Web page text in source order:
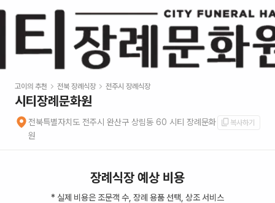
고이의 추천 전북 장례식장 전주시 장례식장
시티장례문화원
전북특별자치도 전주시 완산구 상림동 60 시티 장례문화
원
복사하기
장례식장 예상 비용
* 실제 비용은 조문객 수, 장례 용품 선택, 상조 서비스